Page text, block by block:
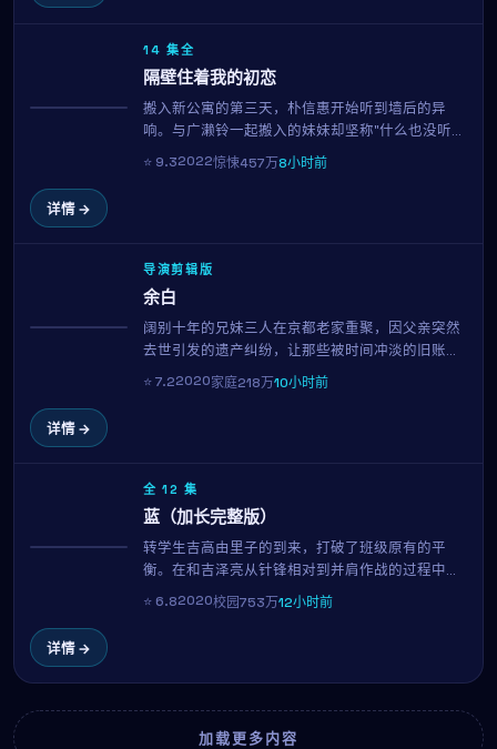
14 集全
隔壁住着我的初恋
搬入新公寓的第三天，朴信惠开始听到墙后的异
响。与广濑铃一起搬入的妹妹却坚称"什么也没听
到"。当真相终于显现，所有看似日常的细节都成了
恐惧的来源。李沧东用极简的音效与克制的镜头，
⭐ 9.32022惊悚457万8小时前
详情 →
导演剪辑版
余白
阔别十年的兄妹三人在京都老家重聚，因父亲突然
去世引发的遗产纠纷，让那些被时间冲淡的旧账重
新摆上桌面。李钟硕与全智贤的对手戏成为全片高
光，大林宣彦用温柔而锐利的镜头，剖开一个普通
⭐7.22020家庭218万10小时前
详情 →
全 12 集
蓝（加长完整版）
转学生吉高由里子的到来，打破了班级原有的平
衡。在和吉泽亮从针锋相对到并肩作战的过程中，
少年少女们逐渐明白：友谊、暗恋与梦想，是青春
里最闪光的三件事。滨口龙介用清新明亮的镜头还
⭐6.82020校园753万12小时前
详情 →
加载更多内容